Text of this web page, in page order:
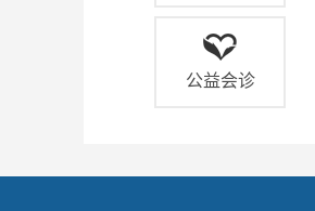
公益会诊